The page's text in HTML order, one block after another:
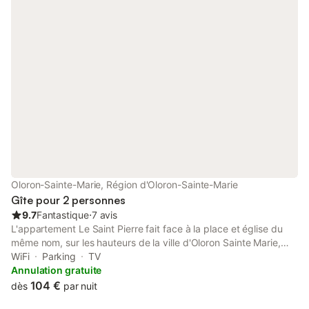
Oloron-Sainte-Marie, Région d'Oloron-Sainte-Marie
Gîte pour 2 personnes
9.7Fantastique⋅7 avis
L'appartement Le Saint Pierre fait face à la place et église du
même nom, sur les hauteurs de la ville d'Oloron Sainte Marie,
quartier historique (maisons médiévales). Des chemins de
promenade balisées partent du gîte, offrant de beaux
panoramas sur la ville et les montagnes Pyrénéennes. Votre
WiFi Parking
TV
Annulation gratuite
dès 104 € par nuit